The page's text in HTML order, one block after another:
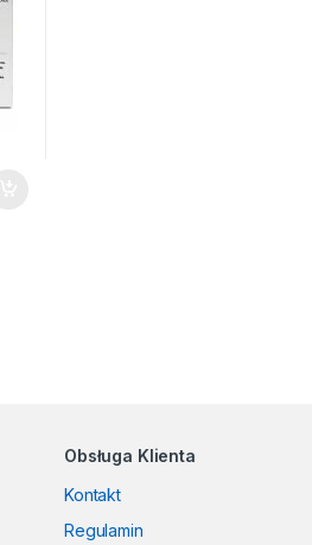
Obsługa Klienta
Kontakt
Regulamin